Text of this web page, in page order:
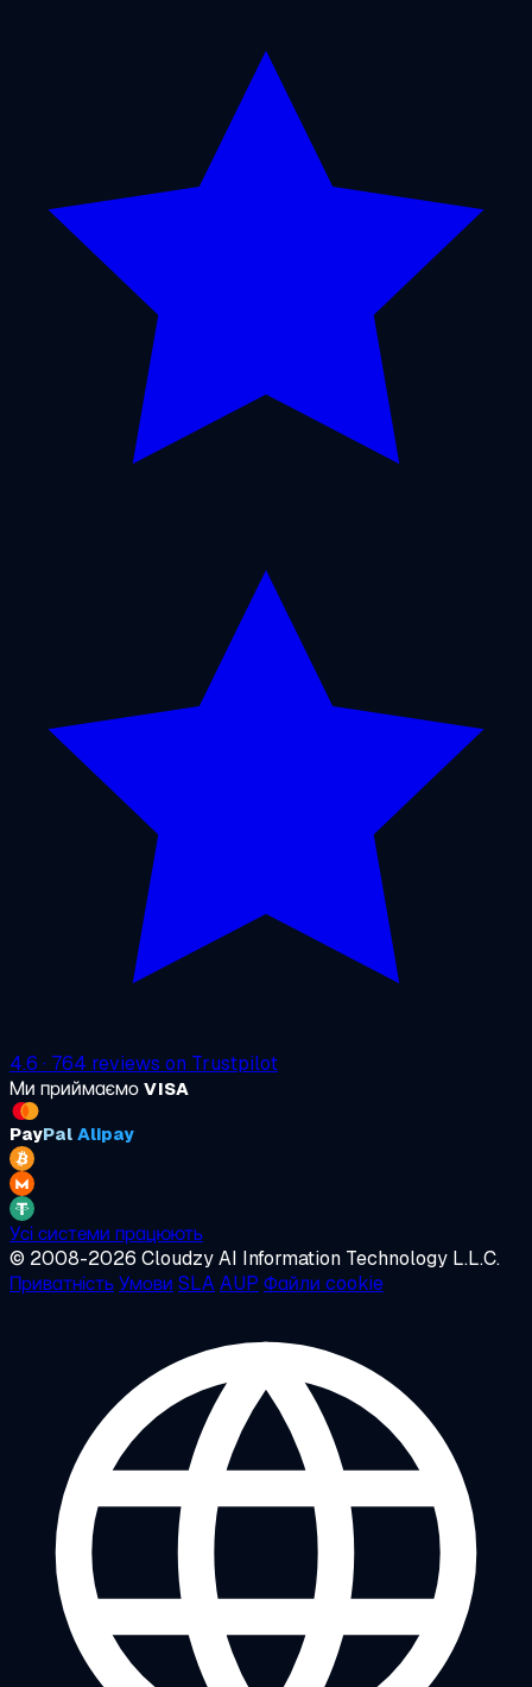
4.6 · 764 reviews on Trustpilot
Ми приймаємо VISA
PayPal Alipay
Усі системи працюють
© 2008-2026 Cloudzy AI Information Technology L.L.C.
ПриватністьУмови SLAAUP Файли cookie